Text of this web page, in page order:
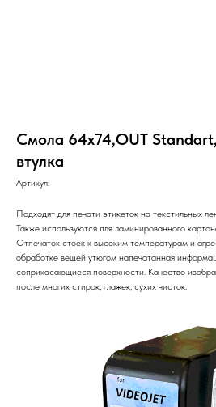
Смола 64х74,OUT
втулка
Артикул:
Подходят для печати этикеток на текстильных
Также используются для ламинированного
Отпечаток стоек к высоким температурам и
обработке вещей утюгом напечатанная
соприкасающиеся поверхности. Качество
после многих стирок, глажек, сухих чисток.